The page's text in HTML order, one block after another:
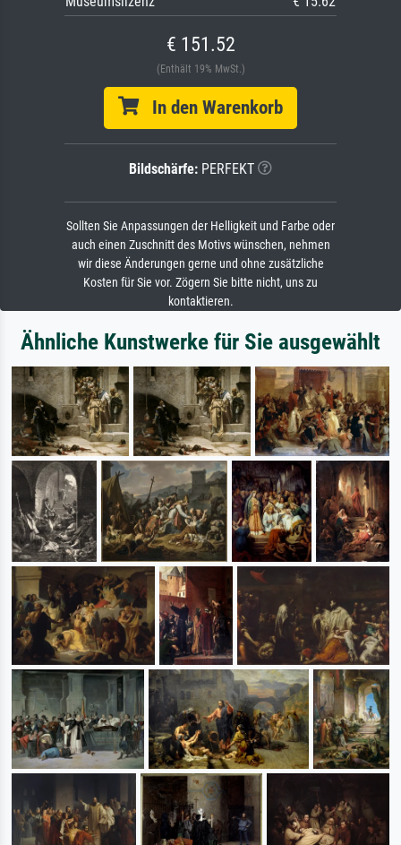
€ 151.52
(Enthält 19% MwSt.)
In den Warenkorb
Bildschärfe: PERFEKT
Sollten Sie Anpassungen der Helligkeit und Farbe oder
auch einen Zuschnitt des Motivs wünschen, nehmen
wir diese Änderungen gerne und ohne zusätzliche
Kosten für Sie vor. Zögern Sie bitte nicht, uns zu
kontaktieren.
Ähnliche Kunstwerke für Sie ausgewählt